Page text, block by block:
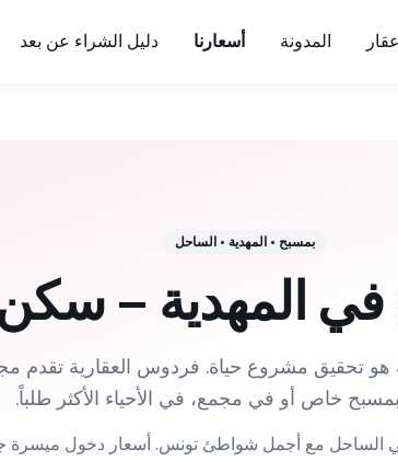
المدونة أسعارنا دليل الشراء عن بعد
بمسبح • المهدية • الساحل
في المهدية –
هو تحقيق مشروع حياة. فردوس العقارية
خاص أو في مجمع، في الأحياء الأكثر طلباً.
الساحل مع أجمل شواطئ تونس. أسعار دخول ميسرة